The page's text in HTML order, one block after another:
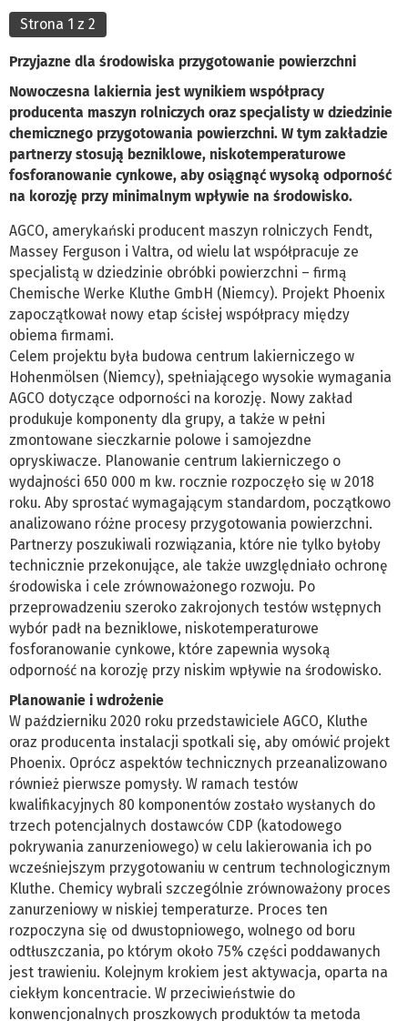
Strona 1 z 2
Przyjazne dla środowiska przygotowanie powierzchni
Nowoczesna lakiernia jest wynikiem współpracy
producenta maszyn rolniczych oraz specjalisty w dziedzinie
chemicznego przygotowania powierzchni. W tym zakładzie
partnerzy stosują bezniklowe, niskotemperaturowe
fosforanowanie cynkowe, aby osiągnąć wysoką odporność
na korozję przy minimalnym wpływie na środowisko.
AGCO, amerykański producent maszyn rolniczych Fendt,
Massey Ferguson i Valtra, od wielu lat współpracuje ze
specjalistą w dziedzinie obróbki powierzchni – firmą
Chemische Werke Kluthe GmbH (Niemcy). Projekt Phoenix
zapoczątkował nowy etap ścisłej współpracy między
obiema firmami.
Celem projektu była budowa centrum lakierniczego w
Hohenmölsen (Niemcy), spełniającego wysokie wymagania
AGCO dotyczące odporności na korozję. Nowy zakład
produkuje komponenty dla grupy, a także w pełni
zmontowane sieczkarnie polowe i samojezdne
opryskiwacze. Planowanie centrum lakierniczego o
wydajności 650 000 m kw. rocznie rozpoczęło się w 2018
roku. Aby sprostać wymagającym standardom, początkowo
analizowano różne procesy przygotowania powierzchni.
Partnerzy poszukiwali rozwiązania, które nie tylko byłoby
technicznie przekonujące, ale także uwzględniało ochronę
środowiska i cele zrównoważonego rozwoju. Po
przeprowadzeniu szeroko zakrojonych testów wstępnych
wybór padł na bezniklowe, niskotemperaturowe
fosforanowanie cynkowe, które zapewnia wysoką
odporność na korozję przy niskim wpływie na środowisko.
Planowanie i wdrożenie
W październiku 2020 roku przedstawiciele AGCO, Kluthe
oraz producenta instalacji spotkali się, aby omówić projekt
Phoenix. Oprócz aspektów technicznych przeanalizowano
również pierwsze pomysły. W ramach testów
kwalifikacyjnych 80 komponentów zostało wysłanych do
trzech potencjalnych dostawców CDP (katodowego
pokrywania zanurzeniowego) w celu lakierowania ich po
wcześniejszym przygotowaniu w centrum technologicznym
Kluthe. Chemicy wybrali szczególnie zrównoważony proces
zanurzeniowy w niskiej temperaturze. Proces ten
rozpoczyna się od dwustopniowego, wolnego od boru
odtłuszczania, po którym około 75% części poddawanych
jest trawieniu. Kolejnym krokiem jest aktywacja, oparta na
ciekłym koncentracie. W przeciwieństwie do
konwencjonalnych proszkowych produktów ta metoda